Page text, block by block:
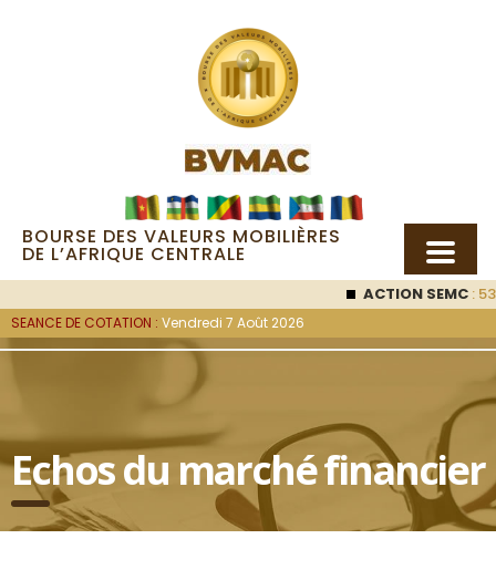
BOURSE DES VALEURS MOBILIÈRES
DE L’AFRIQUE CENTRALE
ACTION SEMC: 53
SEANCE DE COTATION : Vendredi 7 Août 2026
Echos du marché financier